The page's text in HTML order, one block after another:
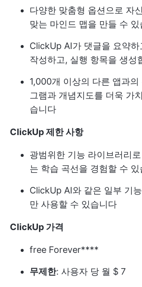
다양한 맞춤형 옵션으로 자
맞는 마인드 맵을 만들 수 있
ClickUp AI가 댓글을 요약
작성하고, 실행 항목을 생성
1,000개 이상의 다른 앱과의
그램과 개념지도를 더욱 가
습니다
ClickUp 제한 사항
광범위한 기능 라이브러리
는 학습 곡선을 경험할 수 있
ClickUp AI와 같은 일부 기
만 사용할 수 있습니다
ClickUp 가격
free Forever****
무제한: 사용자 당 월 $ 7